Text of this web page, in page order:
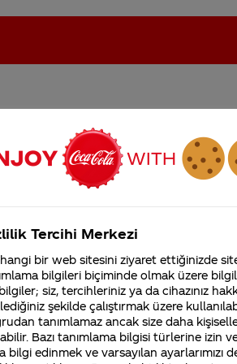
Coca-Cola'nın Filistin'de fabr... Coca-
formül
standartlarında üretilmeye
Tercihi Merkezi
bir web sitesini ziyaret ettiğinizde
bilgileri biçiminde olmak üzere
siz, tercihleriniz ya da cihazınız
şekilde çalıştırmak üzere
tanımlamaz ancak size daha
Bazı tanımlama bilgisi türlerine izin
bilgi edinmek ve varsayılan ayarlarımızı